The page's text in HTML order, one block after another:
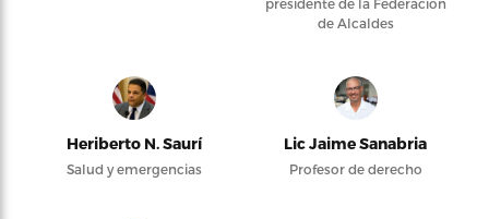
presidente de la Federación
de Alcaldes
Heriberto N. Saurí
Salud y emergencias
Lic Jaime Sanabria
Profesor de derecho